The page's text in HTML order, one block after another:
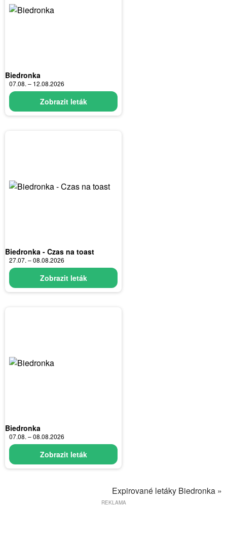
Biedronka
07.08. – 12.08.2026
Zobrazit leták
Biedronka - Czas na toast
27.07. – 08.08.2026
Zobrazit leták
Biedronka
07.08. – 08.08.2026
Zobrazit leták
Expirované letáky Biedronka »
REKLAMA